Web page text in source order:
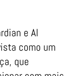
e Al
como um
que